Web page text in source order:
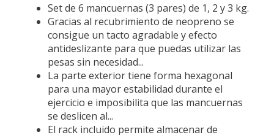
Set de 6 mancuernas (3 pares) de 1, 2 y 3 kg.
Gracias al recubrimiento de neopreno se
consigue un tacto agradable y efecto
antideslizante para que puedas utilizar las
pesas sin necesidad...
La parte exterior tiene forma hexagonal
para una mayor estabilidad durante el
ejercicio e imposibilita que las mancuernas
se deslicen al...
El rack incluido permite almacenar de